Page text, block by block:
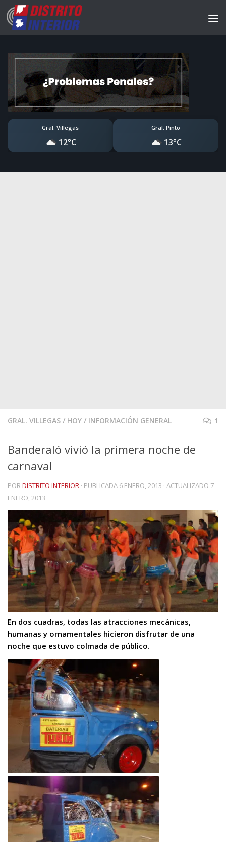
Gral. Villegas
12°C
Gral. Pinto
13°C
GRAL. VILLEGAS / HOY / INFORMACIÓN GENERAL 1
Banderaló vivió la primera noche de
carnaval
PORDISTRITO INTERIOR · PUBLICADA 6 ENERO, 2013 · ACTUALIZADO 7
ENERO, 2013
En dos cuadras, todas las atracciones mecánicas,
humanas y ornamentales hicieron disfrutar de una
noche que estuvo colmada de público.